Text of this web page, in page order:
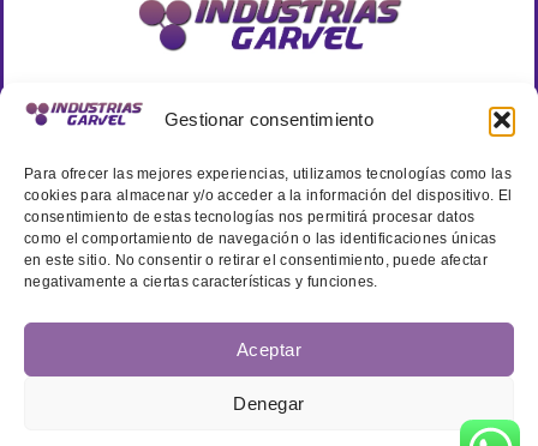
Gestionar consentimiento
Para ofrecer las mejores experiencias, utilizamos tecnologías como las
cookies para almacenar y/o acceder a la información del dispositivo. El
consentimiento de estas tecnologías nos permitirá procesar datos
como el comportamiento de navegación o las identificaciones únicas
en este sitio. No consentir o retirar el consentimiento, puede afectar
negativamente a ciertas características y funciones.
Aceptar
Denegar
Información de contacto
C/ Manufacturas, Parcela A20, Nave 6, 30530, Cieza, Murcia.
(Polígono Industrial Sierra de Ascoy)
info@industriasgarvel.com